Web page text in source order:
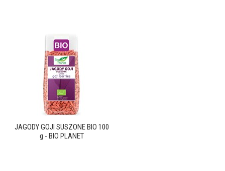
JAGODY GOJI SUSZONE BIO 100
g - BIO PLANET